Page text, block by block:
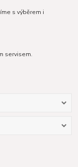
s výběrem i
servisem.